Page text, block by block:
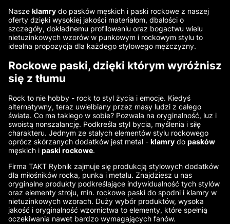
Nasze klamry do pasków męskich i paski rockowe z naszej
oferty dzięki wysokiej jakości materiałom, dbałości o
szczegóły, dokładnemu profilowaniu oraz bogactwu wielu
nietuzinkowych wzorów w punkowym i rockowym stylu to
idealna propozycja dla każdego stylowego mężczyzny.
Rockowe paski, dzięki którym wyróżnisz
się z tłumu
Rock to nie hobby - rock to styl życia i emocje. Kiedyś
alternatywny, teraz uwielbiany przez masy ludzi z całego
świata. Co ma takiego w sobie? Pozwala na oryginalność, luz i
swoistą nonszalancję. Podkreśla styl bycia, myślenia i siłę
charakteru. Jednym ze stałych elementów stylu rockowego
oprócz skórzanych dodatków jest metal - klamry do pasków
męskich i paski rockowe.
Firma TAKT Rybnik zajmuje się produkcją stylowych dodatków
dla miłośników rocka, punka i metalu. Znajdziesz u nas
oryginalne produkty podkreślające indywidualność tych stylów
oraz elementy stroju, min. rockowe paski do spodni i klamry w
nietuzinkowych wzorach. Duży wybór produktów, wysoka
jakość i oryginalność wzornictwa to elementy, które spełnią
oczekiwania nawet bardzo wymagających fanów.